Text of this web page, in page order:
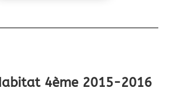
4ème 2015-2016